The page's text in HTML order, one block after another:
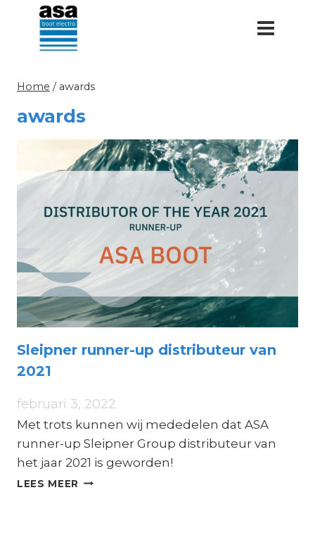
Doorgaan
inhoud
Home / awards
awards
Sleipner runner-up distributeur van
2021
februari 3, 2022
Met trots kunnen wij mededelen dat ASA
runner-up Sleipner Group distributeur van
het jaar 2021 is geworden!
LEES MEER SLEIPNER